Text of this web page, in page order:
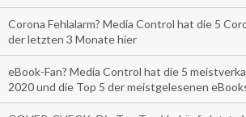
Corona Fehlalarm? Media Control hat die 5
der letzten 3 Monate hier
eBook-Fan? Media Control hat die 5
2020 und die Top 5 der meistgelesenen